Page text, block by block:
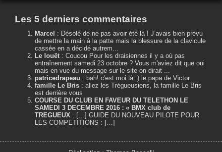
Les 5 derniers commentaires
Marcel : Désolé de ne pas avoir été là ! J’avais bien prévu
de mettre la main à la patte mais la blessure de la clavicule
cassée en a décidé autrem...
Le louët: Coucou Pour les draisiennes il y a où pas
entraînement samedi 23 octobre ? Vous m'aviez dit que oui
mais en vue du message sur le site on dirait ...
patricedrapeau : bah! c'est moi là :) le papa de Victor
famille Le Bris : allez les Trégueusiens, la famille Le Bris
est derrière vous
COURSE DU CLUB EN FAVEUR DU TELETHON LE
SAMEDI 3 DECEMBRE 2016 : « BMX club de
TREGUEUX : […] GUIDE DU NOUVEAU PILOTE POUR
LES COMPETITIONS : […]